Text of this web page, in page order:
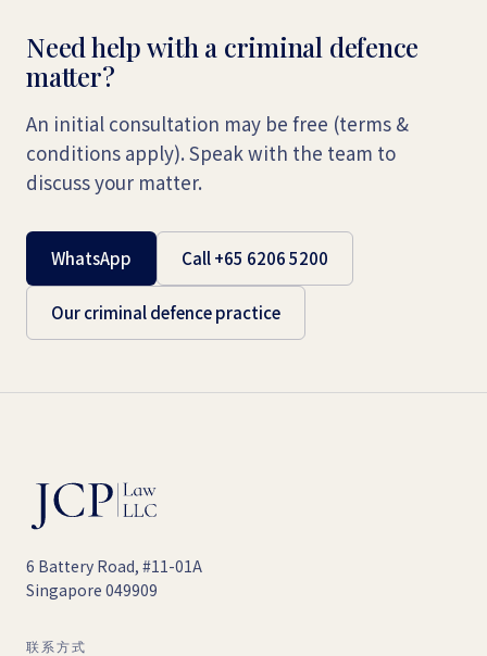
Need help with a criminal defence
matter?
An initial consultation may be free (terms &
conditions apply). Speak with the team to
discuss your matter.
WhatsApp Call +65 6206 5200
Our criminal defence practice
6 Battery Road, #11-01A
Singapore 049909
联系方式